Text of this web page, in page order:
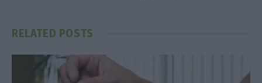
RELATED POSTS